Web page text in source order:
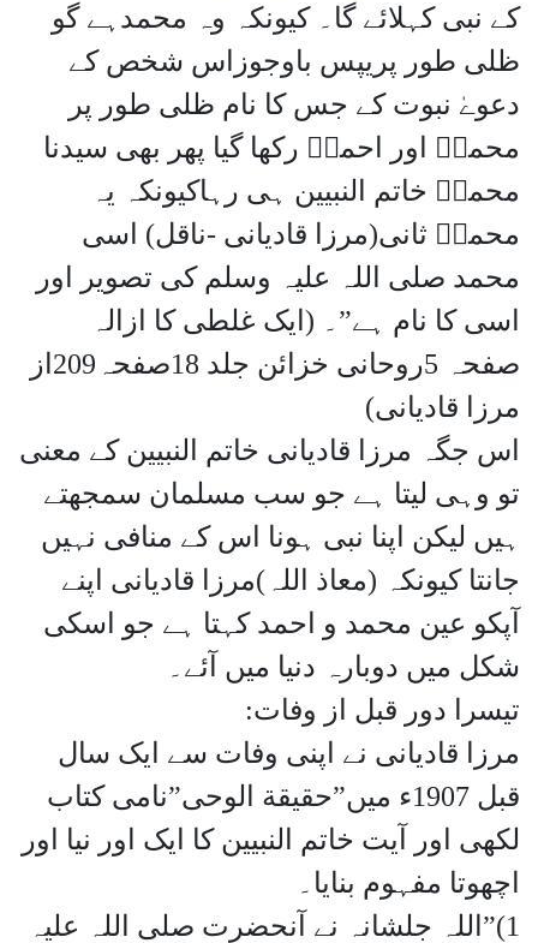
کے نبی کہلائے گا۔ کیونکہ وہ محمدہے گو
ظلی طور پریپس باوجوزاس شخص کے
دعوےٰ نبوت کے جس کا نام ظلی طور پر
محمدۖ اور احمدۖ رکھا گیا پھر بھی سیدنا
محمدۖ خاتم النبیین ہی رہاکیونکہ یہ
محمدۖ ثانی(مرزا قادیانی -ناقل) اسی
محمد صلی اللہ علیہ وسلم کی تصویر اور
اسی کا نام ہے”۔ (ایک غلطی کا ازالہ
صفحہ 5روحانی خزائن جلد 18صفحہ209از
مرزا قادیانی)
اس جگہ مرزا قادیانی خاتم النبیین کے معنی
تو وہی لیتا ہے جو سب مسلمان سمجھتے
ہیں لیکن اپنا نبی ہونا اس کے منافی نہیں
جانتا کیونکہ (معاذ اللہ)مرزا قادیانی اپنے
آپکو عین محمد و احمد کہتا ہے جو اسکی
شکل میں دوبارہ دنیا میں آئے۔
تیسرا دور قبل از وفات:
مرزا قادیانی نے اپنی وفات سے ایک سال
قبل 1907ء میں”حقیقة الوحی”نامی کتاب
لکھی اور آیت خاتم النبیین کا ایک اور نیا اور
اچھوتا مفہوم بنایا۔
1)”اللہ جلشانہ نے آنحضرت صلی اللہ علیہ